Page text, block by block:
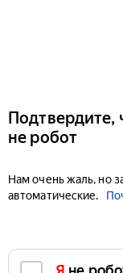
Подтвердите,
не робот
Нам очень жаль, но
автоматические.